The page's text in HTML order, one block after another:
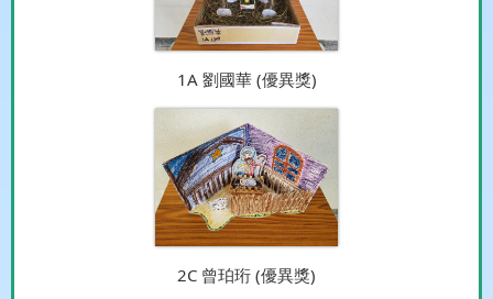
1A 劉國華 (優異獎)
2C 曾珀珩 (優異獎)